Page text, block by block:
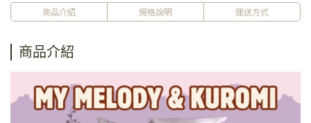
商品介紹 規格說明 運送方式
商品介紹